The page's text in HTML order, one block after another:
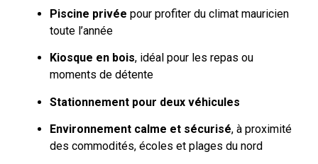
Piscine privée pour profiter du climat mauricien
toute l’année
Kiosque en bois, idéal pour les repas ou
moments de détente
Stationnement pour deux véhicules
Environnement calme et sécurisé, à proximité
des commodités, écoles et plages du nord